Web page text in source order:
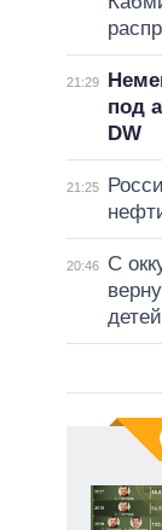
21:29
под
DW
21:25
20:46
С